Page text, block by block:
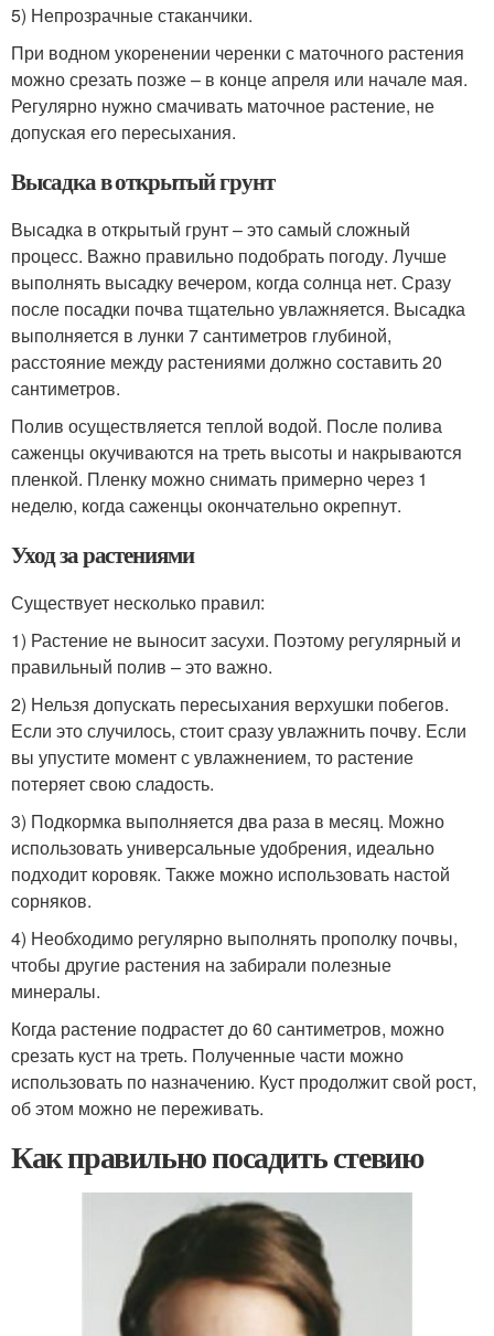
5) Непрозрачные стаканчики.
При водном укоренении черенки с маточного растения
можно срезать позже – в конце апреля или начале мая.
Регулярно нужно смачивать маточное растение, не
допуская его пересыхания.
Высадка в открытый грунт
Высадка в открытый грунт – это самый сложный
процесс. Важно правильно подобрать погоду. Лучше
выполнять высадку вечером, когда солнца нет. Сразу
после посадки почва тщательно увлажняется. Высадка
выполняется в лунки 7 сантиметров глубиной,
расстояние между растениями должно составить 20
сантиметров.
Полив осуществляется теплой водой. После полива
саженцы окучиваются на треть высоты и накрываются
пленкой. Пленку можно снимать примерно через 1
неделю, когда саженцы окончательно окрепнут.
Уход за растениями
Существует несколько правил:
1) Растение не выносит засухи. Поэтому регулярный и
правильный полив – это важно.
2) Нельзя допускать пересыхания верхушки побегов.
Если это случилось, стоит сразу увлажнить почву. Если
вы упустите момент с увлажнением, то растение
потеряет свою сладость.
3) Подкормка выполняется два раза в месяц. Можно
использовать универсальные удобрения, идеально
подходит коровяк. Также можно использовать настой
сорняков.
4) Необходимо регулярно выполнять прополку почвы,
чтобы другие растения на забирали полезные
минералы.
Когда растение подрастет до 60 сантиметров, можно
срезать куст на треть. Полученные части можно
использовать по назначению. Куст продолжит свой рост,
об этом можно не переживать.
Как правильно посадить стевию